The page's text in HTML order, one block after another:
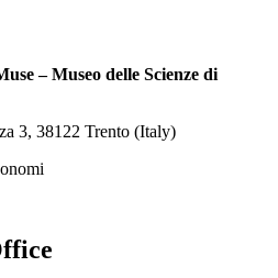
– Museo delle Scienze di
3, 38122 Trento (Italy)